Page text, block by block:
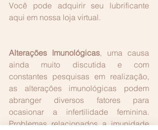
Você pode adquirir seu lubrificante
aqui em nossa loja virtual.
Alterações Imunológicas, uma causa
ainda muito discutida e com
constantes pesquisas em realização,
as alterações imunológicas podem
abranger diversos fatores para
ocasionar a infertilidade feminina.
Problemas relacionados a imunidade